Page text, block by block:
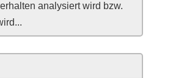
analysiert wird bzw.